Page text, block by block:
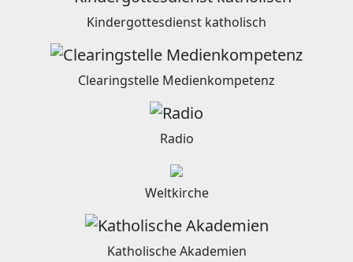
Kindergottesdienst katholisch
Clearingstelle Medienkompetenz
Radio
Weltkirche
Katholische Akademien